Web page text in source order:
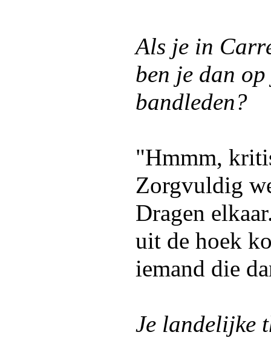
Als je in
ben je dan
bandleden?
"Hmmm,
Zorgvuldig
Dragen
uit de hoek
iemand die
Je landelijke